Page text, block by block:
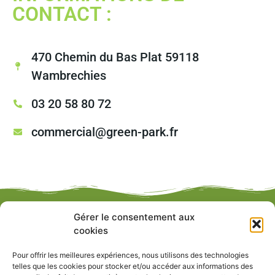
Gérer le consentement aux
cookies
Pour offrir les meilleures expériences, nous utilisons des technologies
telles que les cookies pour stocker et/ou accéder aux informations des
CONTACT :
470 Chemin du Bas Plat 59118
Wambrechies
03 20 58 80 72
commercial@green-park.fr